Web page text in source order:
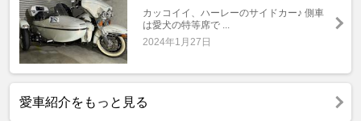
カッコイイ、ハーレーのサイドカー♪ 側車
は愛犬の特等席で ...
2024年1月27日
愛車紹介をもっと見る